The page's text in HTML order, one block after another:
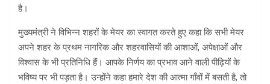
है।
मुख्यमंत्री ने विभिन्न शहरों के मेयर का स्वागत करते हुए कहा कि सभी मेयर
अपने शहर के प्रथम नागरिक और शहरवासियों की आशाओं, अपेक्षाओं और
विश्वास के भी प्रतिनिधि हैं। आपके निर्णय का प्रभाव आने वाली पीढ़ियों के
भविष्य पर भी पड़ता है। उन्होंने कहा हमारे देश की आत्मा गाँवों में बसती है, तो